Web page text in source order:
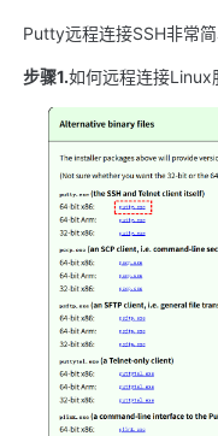
Putty远程连接SSH非常
步骤1.如何远程连接Linux